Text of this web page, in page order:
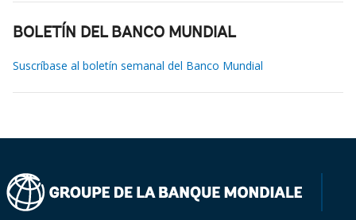
BOLETÍN DEL BANCO MUNDIAL
Suscríbase al boletín semanal del Banco Mundial